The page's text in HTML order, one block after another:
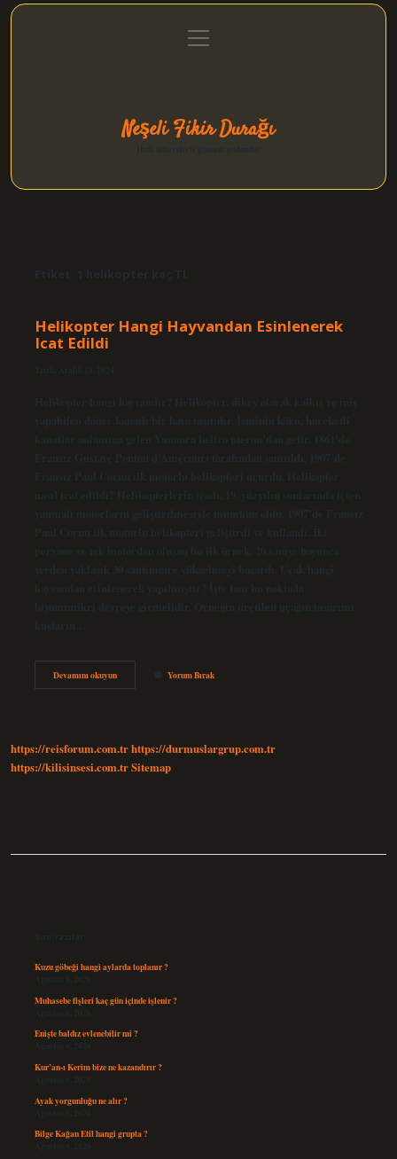
Gizlilik Politikası
menüyü
aç
Neşeli Fikir Durağı
Etiket: 1 helikopter kaç TL
Helikopter Hangi Hayvandan Esinlenerek
Icat Edildi
Tarih: Aralık 18, 2024
Helikopter hangi hayvandır? Helikopter, dikey olarak kalkış ve iniş
yapabilen döner kanatlı bir hava taşıtıdır. İsminin kökü, hareketli
kanatlar anlamına gelen Yunanca helico pteron’dan gelir. 1861’de
Fransız Gustave Ponton d’Amécourt tarafından tanıtıldı. 1907’de
Fransız Paul Cornu ilk motorlu helikopteri uçurdu. Helikopter
nasıl icat edildi? Helikopterlerin icadı, 19. yüzyılın sonlarında içten
yanmalı motorların geliştirilmesiyle mümkün oldu. 1907’de Fransız
Paul Cornu ilk motorlu helikopteri geliştirdi ve kullandı. İki
pervane ve tek motordan oluşan bu ilk örnek, 20 saniye boyunca
yerden yaklaşık 30 santimetre yükselmeyi başardı. Uçak hangi
hayvandan esinlenerek yapılmıştır? İşte tam bu noktada
biyomimikri devreye girmelidir. Örneğin üretilen uçağın tasarımı
kuşların…
Devamını okuyunHelikopter
Hangi
Yorum Bırak
https://reisforum.com.trhttps://durmuslargrup.com.tr
https://kilisinsesi.com.trSitemap
Son Yazılar
Kuzu göbeği hangi aylarda toplanır ?
Ağustos 8, 2026
Muhasebe fişleri kaç gün içinde işlenir ?
Ağustos 8, 2026
Enişte baldız evlenebilir mi ?
Ağustos 6, 2026
Kur’an-ı Kerim bize ne kazandırır ?
Ağustos 6, 2026
Ayak yorgunluğu ne alır ?
Ağustos 5, 2026
Bilge Kağan Etil hangi grupta ?
Ağustos 4, 2026